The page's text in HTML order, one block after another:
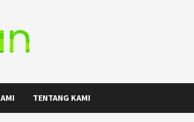
TENTANG KAMI